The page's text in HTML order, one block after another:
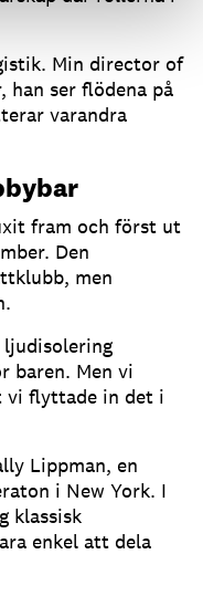
Min director of
han ser flödena på
varandra
fram och först ut
Den
men
baren. Men vi
vi flyttade in det i
Lippman, en
i New York. I
klassisk
enkel att dela